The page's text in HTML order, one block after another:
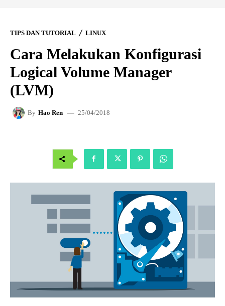
TIPS DAN TUTORIAL LINUX
Cara Melakukan Konfigurasi
Logical Volume Manager
(LVM)
By Hao Ren 25/04/2018